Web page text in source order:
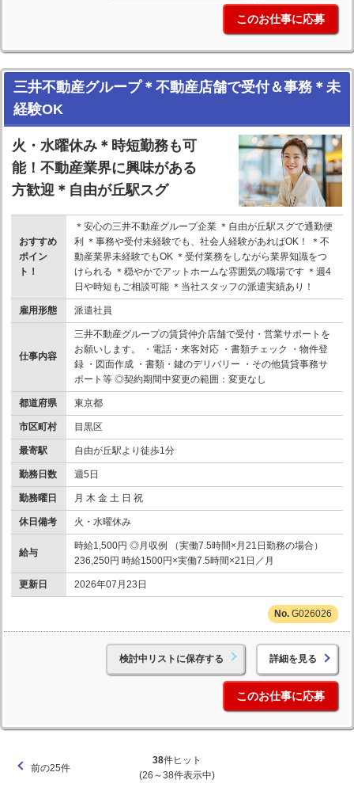
このお仕事に応募
三井不動産グループ＊不動産店舗で受付＆事務＊未
経験OK
火・水曜休み＊時短勤務も可
能！不動産業界に興味がある
方歓迎＊自由が丘駅スグ
おすすめ
ポイン
ト！
＊安心の三井不動産グループ企業 ＊自由が丘駅スグで通勤便
利 ＊事務や受付未経験でも、社会人経験があればOK！ ＊不
動産業界未経験でもOK ＊受付業務をしながら業界知識をつ
けられる ＊穏やかでアットホームな雰囲気の職場です ＊週4
日や時短もご相談可能 ＊当社スタッフの派遣実績あり！
雇用形態 派遣社員
仕事内容
三井不動産グループの賃貸仲介店舗で受付・営業サポートを
お願いします。 ・電話・来客対応 ・書類チェック ・物件登
録 ・図面作成 ・書類・鍵のデリバリー ・その他賃貸事務サ
ポート等 ◎契約期間中変更の範囲：変更なし
都道府県 東京都
市区町村 目黒区
最寄駅 自由が丘駅より徒歩1分
勤務日数 週5日
勤務曜日 月 木 金 土 日 祝
休日備考 火・水曜休み
給与
時給1,500円 ◎月収例 （実働7.5時間×月21日勤務の場合）
236,250円 時給1500円×実働7.5時間×21日／月
更新日 2026年07月23日
G026026
検討中リストに保存する 詳細を見る
このお仕事に応募
前の25件
38件ヒット
(26～38件表示中)